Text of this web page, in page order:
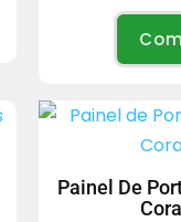
Painel De